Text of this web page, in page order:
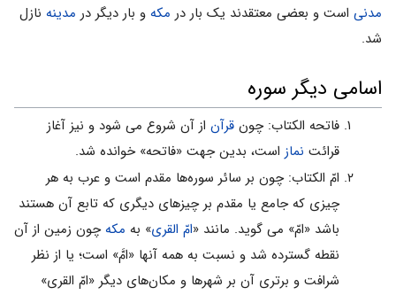
مدنی است و بعضى معتقدند یک بار در مکه و بار دیگر در مدینه نازل
شد.
اسامى دیگر سوره
فاتحه الکتاب: چون قرآناز آن شروع می شود و نیز آغاز
قرائت نمازاست، بدین جهت «فاتحه» خوانده شد.
امّ الکتاب: چون بر سائر سوره‌ها مقدم است و عرب به هر
چیزى که جامع یا مقدم بر چیزهاى دیگرى که تابع آن هستند
باشد «امّ» می گوید. مانند «امّ القرى» به مکهچون زمین از آن
نقطه گسترده شد و نسبت به همه آنها «امَّ» است؛ یا از نظر
شرافت و برترى آن بر شهرها و مکان‌هاى دیگر «امّ القرى»